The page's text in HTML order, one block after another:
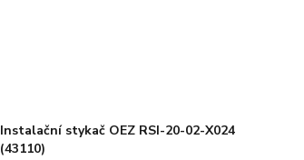
Instalační stykač OEZ RSI-20-02-X024
(43110)